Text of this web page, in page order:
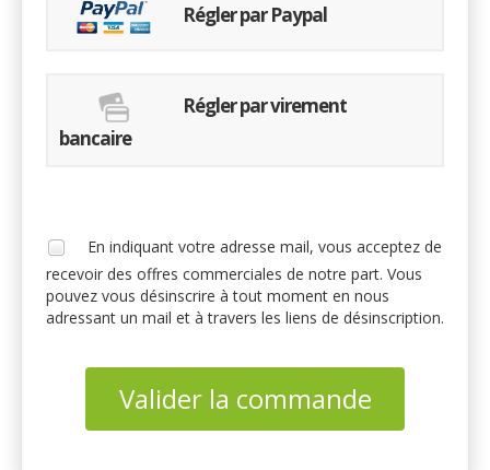
Régler par Paypal
Régler par virement
bancaire
En indiquant votre adresse mail, vous acceptez de
recevoir des offres commerciales de notre part. Vous
pouvez vous désinscrire à tout moment en nous
adressant un mail et à travers les liens de désinscription.
Valider la commande